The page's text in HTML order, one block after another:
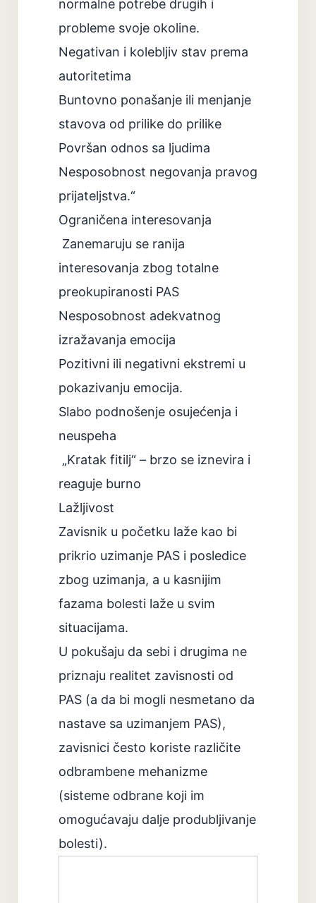
normalne potrebe drugih i
probleme svoje okoline.
Negativan i kolebljiv stav prema
autoritetima
Buntovno ponašanje ili menjanje
stavova od prilike do prilike
Površan odnos sa ljudima
Nesposobnost negovanja pravog
prijateljstva.“
Ograničena interesovanja
Zanemaruju se ranija
interesovanja zbog totalne
preokupiranosti PAS
Nesposobnost adekvatnog
izražavanja emocija
Pozitivni ili negativni ekstremi u
pokazivanju emocija.
Slabo podnošenje osujećenja i
neuspeha
„Kratak fitilj“ – brzo se iznevira i
reaguje burno
Lažljivost
Zavisnik u početku laže kao bi
prikrio uzimanje PAS i posledice
zbog uzimanja, a u kasnijim
fazama bolesti laže u svim
situacijama.
U pokušaju da sebi i drugima ne
priznaju realitet zavisnosti od
PAS (a da bi mogli nesmetano da
nastave sa uzimanjem PAS),
zavisnici često koriste različite
odbrambene mehanizme
(sisteme odbrane koji im
omogućavaju dalje produbljivanje
bolesti).